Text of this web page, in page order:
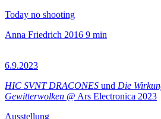
Today no shooting
Anna Friedrich 2016 9 min
6.9.2023
HIC SVNT DRACONES und Die
Gewitterwolken @ Ars Electronica 2023
Ausstellung